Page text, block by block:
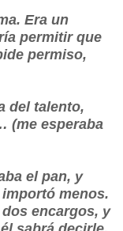
Era un
permitir que
permiso,
del talento,
(me esperaba
el pan, y
menos.
encargos, y